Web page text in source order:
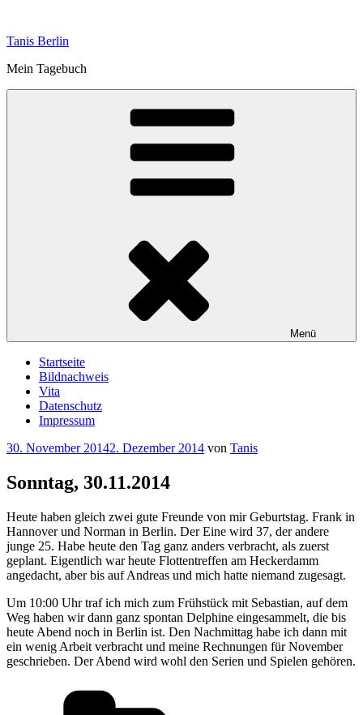
springen
Tanis Berlin
Mein Tagebuch
Menü
Startseite
Bildnachweis
Vita
Datenschutz
Impressum
Veröffentlicht
30. November 20142. Dezember 2014 von Tanis
Sonntag, 30.11.2014
Heute haben gleich zwei gute Freunde von mir Geburtstag. Frank in
Hannover und Norman in Berlin. Der Eine wird 37, der andere
junge 25. Habe heute den Tag ganz anders verbracht, als zuerst
geplant. Eigentlich war heute Flottentreffen am Heckerdamm
angedacht, aber bis auf Andreas und mich hatte niemand zugesagt.
Um 10:00 Uhr traf ich mich zum Frühstück mit Sebastian, auf dem
Weg haben wir dann ganz spontan Delphine eingesammelt, die bis
heute Abend noch in Berlin ist. Den Nachmittag habe ich dann mit
ein wenig Arbeit verbracht und meine Rechnungen für November
geschrieben. Der Abend wird wohl den Serien und Spielen gehören.